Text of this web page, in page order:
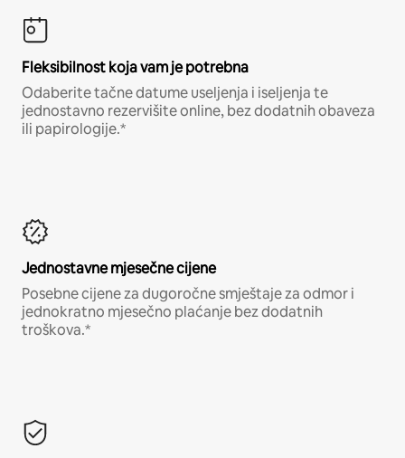
Fleksibilnost koja vam je potrebna
Odaberite tačne datume useljenja i iseljenja te
jednostavno rezervišite online, bez dodatnih obaveza
ili papirologije.*
Jednostavne mjesečne cijene
Posebne cijene za dugoročne smještaje za odmor i
jednokratno mjesečno plaćanje bez dodatnih
troškova.*